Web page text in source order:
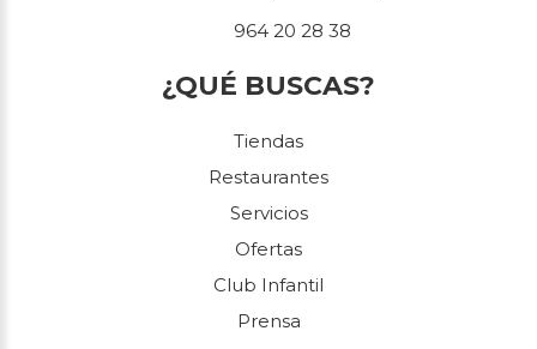
964 20 28 38
¿QUÉ BUSCAS?
Tiendas
Restaurantes
Servicios
Ofertas
Club Infantil
Prensa